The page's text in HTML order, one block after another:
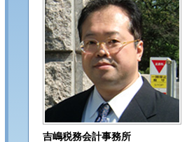
吉嶋税務会計事務所